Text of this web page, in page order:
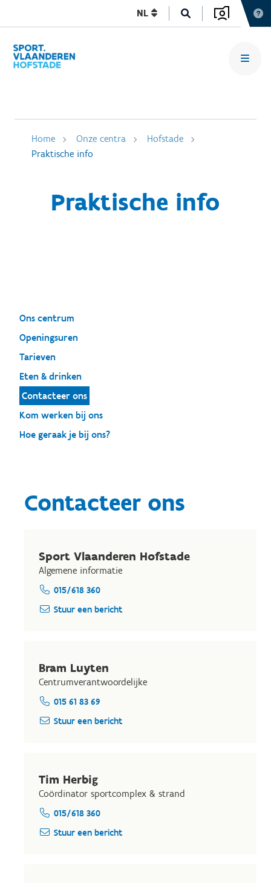
NL
Home Onze centra
Hofstade
Praktische info
Praktische info
Ons centrum
Openingsuren
Tarieven
Eten & drinken
Contacteer ons
Kom werken bij ons
Hoe geraak je bij ons?
Contacteer ons
Sport Vlaanderen Hofstade
Algemene informatie
015/618 360
Stuur een bericht
Bram Luyten
Centrumverantwoordelijke
015 61 83 69
Stuur een bericht
Tim Herbig
Coördinator sportcomplex & strand
015/618 360
Stuur een bericht